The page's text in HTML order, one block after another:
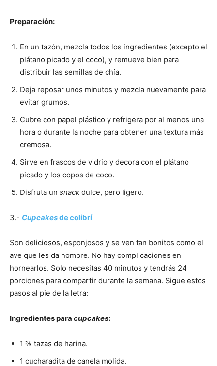
Preparación:
En un tazón, mezcla todos los ingredientes (excepto el
plátano picado y el coco), y remueve bien para
distribuir las semillas de chía.
Deja reposar unos minutos y mezcla nuevamente para
evitar grumos.
Cubre con papel plástico y refrigera por al menos una
hora o durante la noche para obtener una textura más
cremosa.
Sirve en frascos de vidrio y decora con el plátano
picado y los copos de coco.
Disfruta un snack dulce, pero ligero.
3.- Cupcakesde colibrí
Son deliciosos, esponjosos y se ven tan bonitos como el
ave que les da nombre. No hay complicaciones en
hornearlos. Solo necesitas 40 minutos y tendrás 24
porciones para compartir durante la semana. Sigue estos
pasos al pie de la letra:
Ingredientes para cupcakes:
1 ⅔ tazas de harina.
1 cucharadita de canela molida.